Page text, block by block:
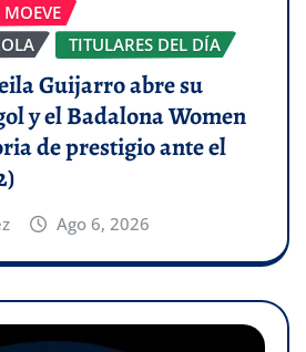
TITULARES DEL DÍA
Guijarro abre su
y el Badalona Women
de prestigio ante el
Ago 6, 2026